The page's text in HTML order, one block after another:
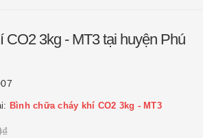
3kg - MT3 tại huyện Phú
Bình chữa cháy khí CO2 3kg - MT3